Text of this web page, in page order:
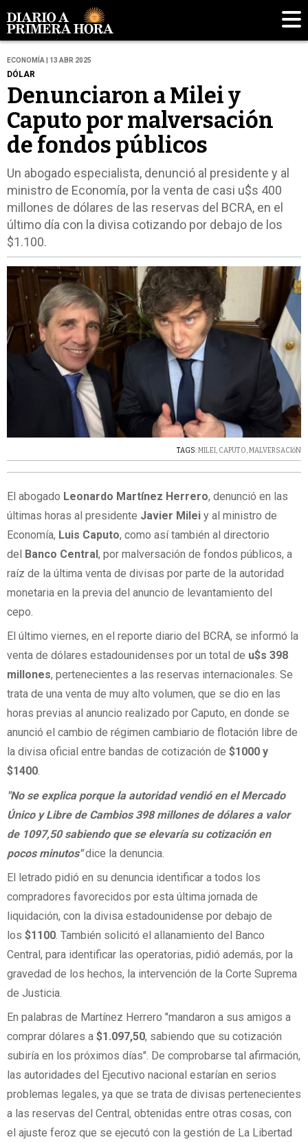
ECONOMÍA | 13 ABR 2025
DÓLAR
Denunciaron a Milei y
Caputo por malversación
de fondos públicos
Un abogado especialista, denunció al presidente y al
ministro de Economía, por la venta de casi u$s 400
millones de dólares de las reservas del BCRA, en el
último día con la divisa cotizando por debajo de los
$1.100.
TAGS:MILEI, CAPUTO,MALVERSACIóN
El abogado Leonardo Martínez Herrero, denunció en las
últimas horas al presidente Javier Milei y al ministro de
Economía, Luis Caputo, como así también al directorio
del
Banco Central , por malversación de fondos públicos, a
raíz de la última venta de divisas por parte de la autoridad
monetaria en la previa del anuncio de levantamiento del
cepo.
El último viernes, en el reporte diario del BCRA, se informó la
venta de dólares estadounidenses por un total de u$s 398
millones, pertenecientes a las reservas internacionales. Se
trata de una venta de muy alto volumen, que se dio en las
horas previas al anuncio realizado por Caputo, en donde se
anunció el cambio de régimen cambiario de flotación libre de
la divisa oficial entre bandas de cotización de $1000 y
$1400.
"No se explica porque la autoridad vendió en el Mercado
Único y Libre de Cambios 398 millones de dólares a valor
de 1097,50 sabiendo que se elevaría su cotización en
pocos minutos"dice la denuncia.
El letrado pidió en su denuncia identificar a todos los
compradores favorecidos por esta última jornada de
liquidación, con la divisa estadounidense por debajo de
los $1100. También solicitó el allanamiento del Banco
Central, para identificar las operatorias, pidió además, por la
gravedad de los hechos, la intervención de la Corte Suprema
de Justicia.
En palabras de Martínez Herrero "mandaron a sus amigos a
comprar dólares a $1.097,50, sabiendo que su cotización
subiría en los próximos días". De comprobarse tal afirmación,
las autoridades del Ejecutivo nacional estarían en serios
problemas legales, ya que se trata de divisas pertenecientes
a las reservas del Central, obtenidas entre otras cosas, con
el ajuste feroz que se ejecutó con la gestión de La Libertad